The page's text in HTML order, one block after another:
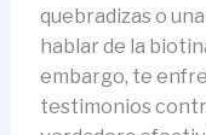
quebradizas o
hablar de la
embargo, te
testimonios